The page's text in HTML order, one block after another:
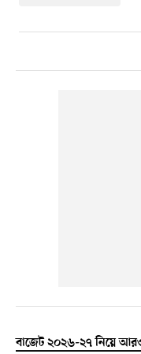
বাজেট ২০২৬-২৭ নিয়ে